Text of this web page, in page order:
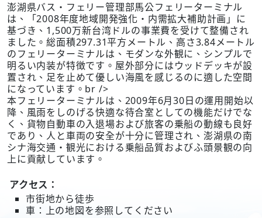
澎湖県バス・フェリー管理部馬公フェリーターミナル
は、「2008年度地域開発強化・内需拡大補助計画」に
基づき、1,500万新台湾ドルの事業費を受けて整備され
ました。総面積297.31平方メートル、高さ3.84メートル
のフェリーターミナルは、モダンな外観に、シンプルで
明るい内装が特徴です。屋外部分にはウッドデッキが設
置され、足を止めて優しい海風を感じるのに適した空間
になっています。br />
本フェリーターミナルは、2009年6月30日の運用開始以
降、風雨をしのげる快適な待合室としての機能だけでな
く、貨物自動車の入退場および旅客の乗船の動線も良好
であり、人と車両の安全が十分に管理され、澎湖県の南
シナ海交通・観光における乗船品質およびふ頭景観の向
上に貢献しています。
アクセス：
市街地から徒歩
車：上の地図を参照してください